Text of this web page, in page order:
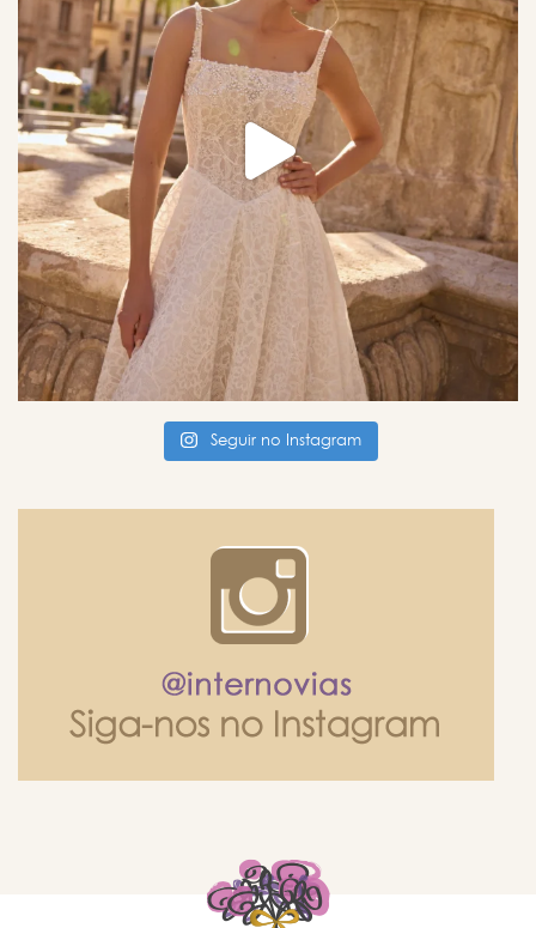
Seguir no Instagram